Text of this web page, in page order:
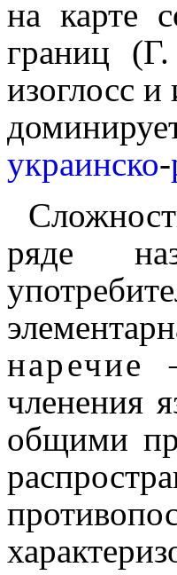
на карте
границ
изоглосс
украинско-
ряде
наречие
членения
общими